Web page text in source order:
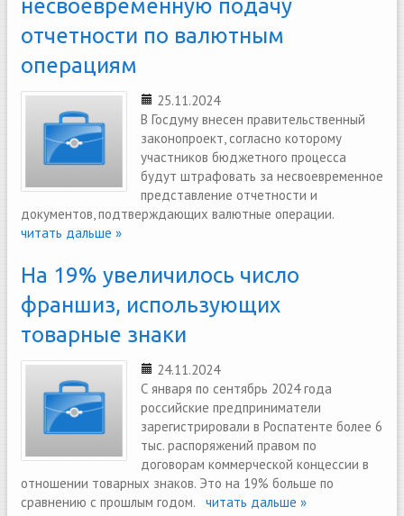
несвоевременную подачу
отчетности по валютным
операциям
25.11.2024
В Госдуму внесен правительственный
законопроект, согласно которому
участников бюджетного процесса
будут штрафовать за несвоевременное
представление отчетности и
документов, подтверждающих валютные операции.
читать дальше »
На 19% увеличилось число
франшиз, использующих
товарные знаки
24.11.2024
С января по сентябрь 2024 года
российские предприниматели
зарегистрировали в Роспатенте более 6
тыс. распоряжений правом по
договорам коммерческой концессии в
отношении товарных знаков. Это на 19% больше по
сравнению с прошлым годом. читать дальше »